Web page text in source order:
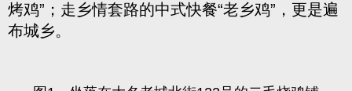
烤鸡”；走乡情套路的中式快餐“老乡鸡”，更是遍
布城乡。